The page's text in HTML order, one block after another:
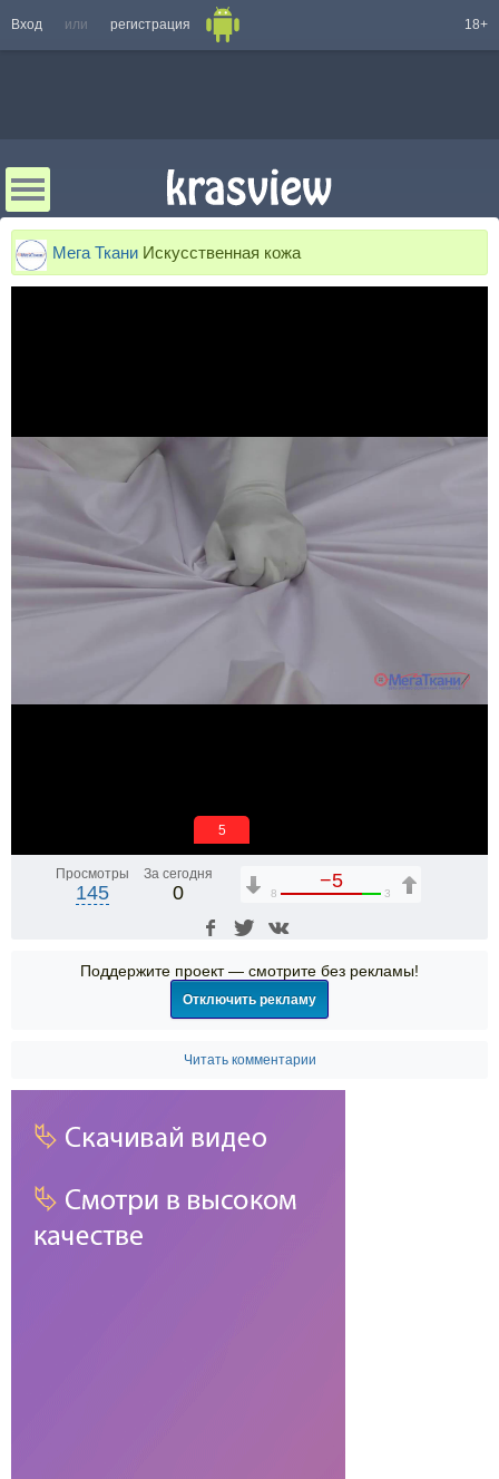
Вход или регистрация 18+
Мега Ткани Искусственная кожа
5
Просмотры
145
За сегодня
0
−5
8 3
Поддержите проект — смотрите без рекламы!
Отключить рекламу
Читать комментарии